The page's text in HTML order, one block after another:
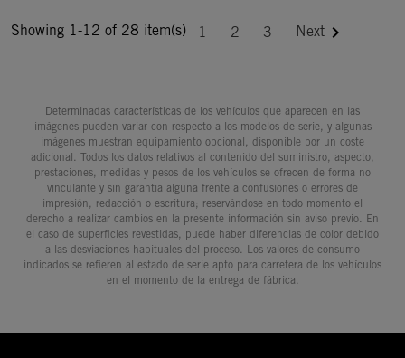
Showing 1-12 of 28 item(s) 1 2 3 Next 
Determinadas características de los vehículos que aparecen en las
imágenes pueden variar con respecto a los modelos de serie, y algunas
imágenes muestran equipamiento opcional, disponible por un coste
adicional. Todos los datos relativos al contenido del suministro, aspecto,
prestaciones, medidas y pesos de los vehículos se ofrecen de forma no
vinculante y sin garantía alguna frente a confusiones o errores de
impresión, redacción o escritura; reservándose en todo momento el
derecho a realizar cambios en la presente información sin aviso previo. En
el caso de superficies revestidas, puede haber diferencias de color debido
a las desviaciones habituales del proceso. Los valores de consumo
indicados se refieren al estado de serie apto para carretera de los vehículos
en el momento de la entrega de fábrica.